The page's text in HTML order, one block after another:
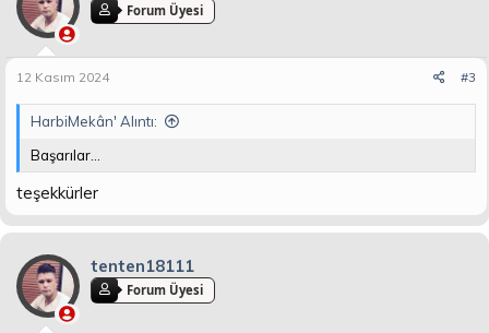
e
r
:
Forum Üyesi
12 Kasım 2024 #3
HarbiMekân' Alıntı:
Başarılar...
teşekkürler
tenten18111
Forum Üyesi